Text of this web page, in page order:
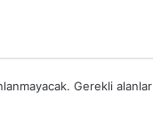
Gerekli alanlar